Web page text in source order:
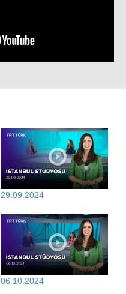
29.09.2024
06.10.2024